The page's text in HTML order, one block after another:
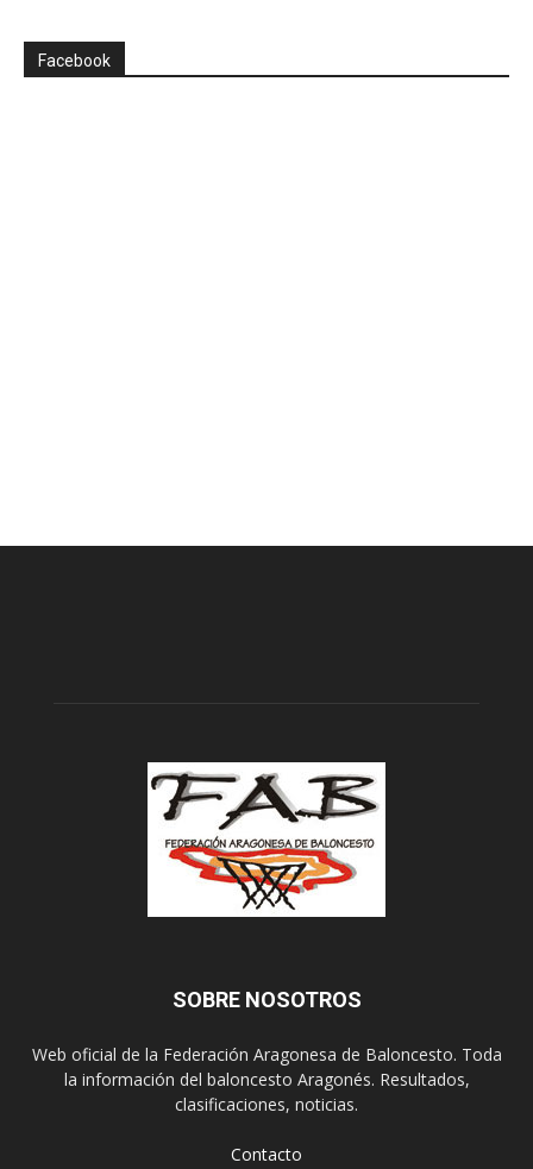
Facebook
SOBRE NOSOTROS
Web oficial de la Federación Aragonesa de Baloncesto. Toda
la información del baloncesto Aragonés. Resultados,
clasificaciones, noticias.
Contacto